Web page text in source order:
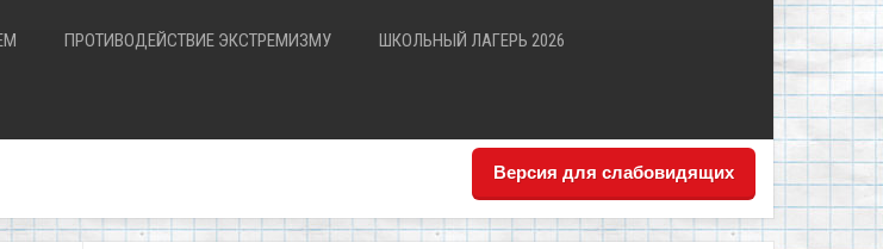
ПРОТИВОДЕЙСТВИЕ ЭКСТРЕМИЗМУ ШКОЛЬНЫЙ ЛАГЕРЬ 2026
Версия для слабовидящих